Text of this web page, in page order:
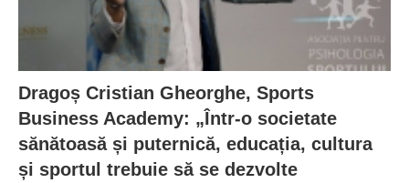
Dragoș Cristian Gheorghe, Sports
Business Academy: „Într-o societate
sănătoasă și puternică, educația, cultura
și sportul trebuie să se dezvolte